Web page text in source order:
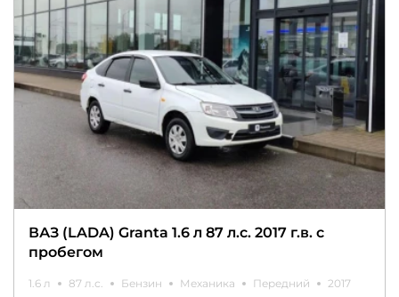
ВАЗ (LADA) Granta 1.6 л 87 л.с. 2017 г.в. с
пробегом
1.6 л 87 л.с. Бензин Механика Передний 2017